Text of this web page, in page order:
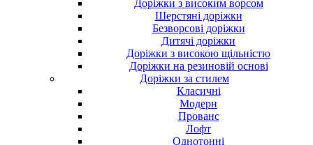
Доріжки з високим ворсом
Шерстяні доріжки
Безворсові доріжки
Дитячі доріжки
Доріжки з високою щільністю
Доріжки на резиновій основі
Доріжки за стилем
Класичні
Модерн
Прованс
Лофт
Однотонні